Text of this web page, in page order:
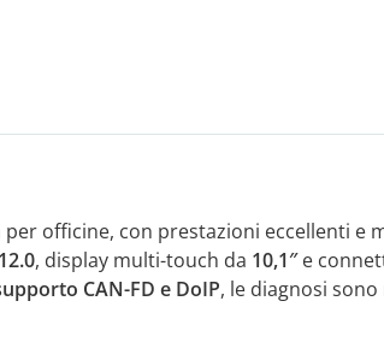
officine, con prestazioni eccellenti e
, display multi-touch da 10,1″e
CAN-FD e DoIP, le diagnosi